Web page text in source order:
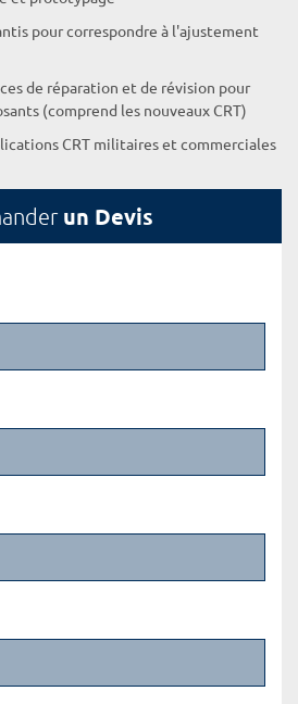
pour correspondre à l'ajustement
de réparation et de révision pour
(comprend les nouveaux CRT)
CRT militaires et commerciales
un Devis